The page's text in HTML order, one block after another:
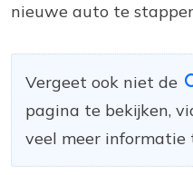
nieuwe auto te
Vergeet ook niet de
pagina te bekijken,
veel meer informatie